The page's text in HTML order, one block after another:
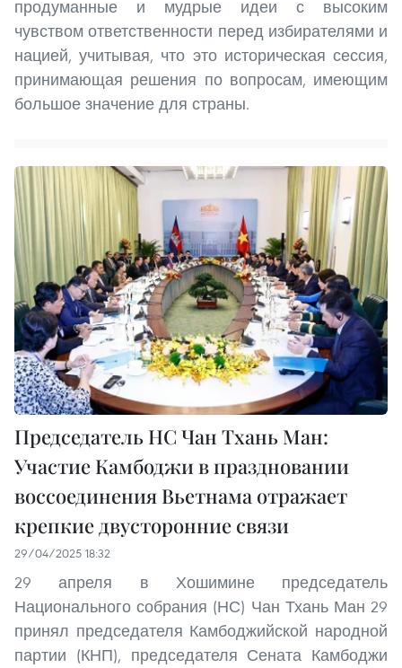
продуманные и мудрые идеи с высоким
чувством ответственности перед избирателями и
нацией, учитывая, что это историческая сессия,
принимающая решения по вопросам, имеющим
большое значение для страны.
Председатель НС Чан Тхань Ман:
Участие Камбоджи в праздновании
воссоединения Вьетнама отражает
крепкие двусторонние связи
29/04/2025 18:32
29 апреля в Хошимине председатель
Национального собрания (НС) Чан Тхань Ман 29
принял председателя Камбоджийской народной
партии (КНП), председателя Сената Камбоджи